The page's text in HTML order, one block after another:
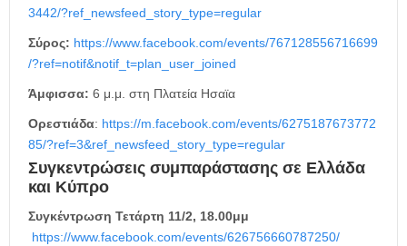
3442/?ref_newsfeed_story_type=regular
Σύρος: https://www.facebook.com/events/767128556716699
/?ref=notif&notif_t=plan_user_joined
Άμφισσα: 6 μ.μ. στη Πλατεία Hσαϊα
Ορεστιάδα: https://m.facebook.com/events/6275187673772
85/?ref=3&ref_newsfeed_story_type=regular
Συγκεντρώσεις συμπαράστασης σε Ελλάδα
και Κύπρο
Συγκέντρωση Τετάρτη 11/2, 18.00μμ
https://www.facebook.com/events/626756660787250/